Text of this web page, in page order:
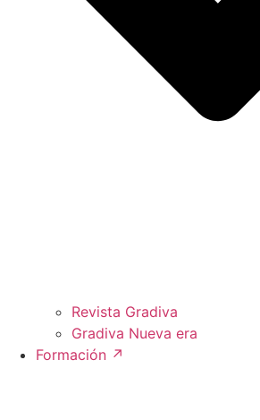
Revista Gradiva
Gradiva Nueva era
Formación ↗︎